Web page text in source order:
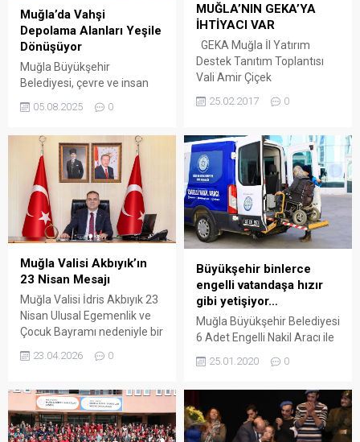
Muğla’da Vahşi
Depolama Alanları Yeşile
Dönüşüyor
Muğla Büyükşehir
Belediyesi, çevre ve insan
metrekarelik vahşi
ederek doğaya kazandırdı.
ARENA HABER – Bodrum’un
Torba ve Peksimet
Mahallelerinde devam eden
çalışmalarla birlikte 406 bin
600 metrekarelik alanın da
rehabilite edilerek
ağaçlandırılması
hedefleniyor. İl genelinde
çevreyi tehdit eden vahşi
depolama alanlarını
rehabilite...
05.08.2025 0
MUĞLA’NIN GEKA’YA
İHTİYACI VAR
GEKA Muğla İl Yatırım
Destek Tanıtım Toplantısı
Vali Amir Çiçek
Muğla Valisi Amir Çiçek
koordinesinde
gerçekleştirilen Muğla İl
Yatırım Destek Tanıtım
Toplantısı’na başkanlık etti.
Topantıya Vali Amir Çiçek’in
yanı sıra Muğla Büyükşehir
Belediye Başkanı Dr. Osman
Üniversitesi Rektörü
Prof.Dr....
25.02.2017 0
Muğla Valisi Akbıyık’ın
23 Nisan Mesajı
Muğla Valisi İdris Akbıyık 23
Nisan Ulusal Egemenlik ve
Çocuk Bayramı nedeniyle bir
mesaj yayınladı.
23.04.2026 0
Büyükşehir binlerce
engelli vatandaşa hızır
gibi yetişiyor…
Muğla Büyükşehir Belediyesi
6 Adet Engelli Nakil Aracı ile
Büyükşehir Belediyesi’nin
sınırları içerisinde ikamet
eden, en az yüzde 40 engel
oranına sahip ve toplu
25.01.2020 0